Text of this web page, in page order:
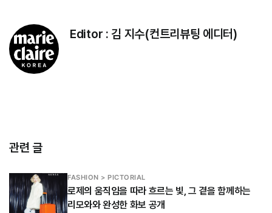
Editor : 김 지수(컨트리뷰팅 에디터)
관련 글
FASHION > PICTORIAL
로제의 움직임을 따라 흐르는 빛, 그 곁을 함께하는
리모와와 완성한 화보 공개